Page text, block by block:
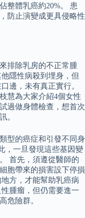
整體乳癌約20%。 患
防止演變成更具侵略性
排除乳房的不正常腫
隱性病殺到埋身，但
邊，未有真正實行。
慧為大家介紹4個女性
過做身體檢查，想首次
。
型的癌症和引發不同身
，一旦發現這些基因變
首先，須遵從醫師的
胞帶來的損害設下停損
方，才能幫助乳癌病
腫瘤，但仍需要進一
危險群。